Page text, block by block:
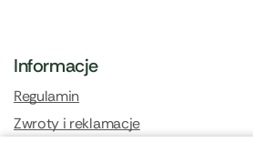
Informacje
Regulamin
Zwroty i reklamacje